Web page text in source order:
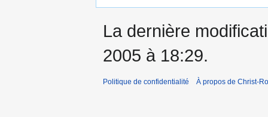
La dernière
2005 à 18:29.
Politique de confidentialité À propos de Christ-